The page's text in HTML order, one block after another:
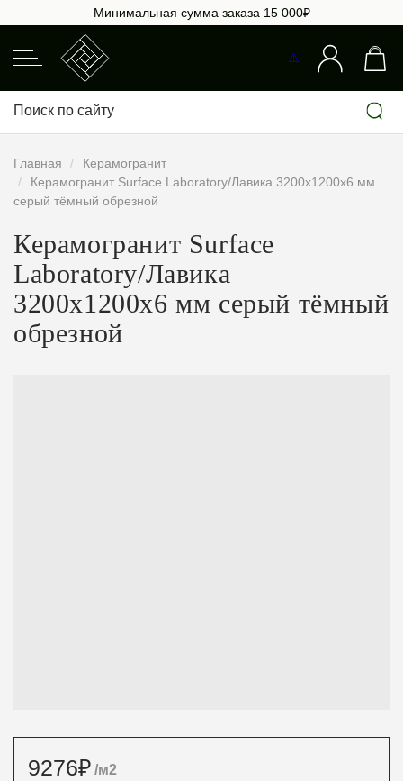
Минимальная сумма заказа 15 000₽
Главная
Керамогранит
Керамогранит Surface Laboratory/Лавика 3200х1200х6 мм
серый тёмный обрезной
Керамогранит Surface
Laboratory/Лавика
3200х1200х6 мм серый тёмный
обрезной
9276₽ /м2